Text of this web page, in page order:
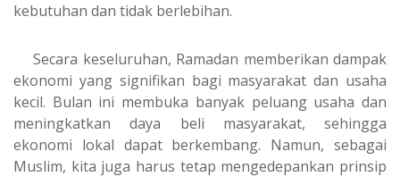
kebutuhan dan tidak berlebihan.
Secara keseluruhan, Ramadan memberikan dampak
ekonomi yang signifikan bagi masyarakat dan usaha
kecil. Bulan ini membuka banyak peluang usaha dan
meningkatkan daya beli masyarakat, sehingga
ekonomi lokal dapat berkembang. Namun, sebagai
Muslim, kita juga harus tetap mengedepankan prinsip